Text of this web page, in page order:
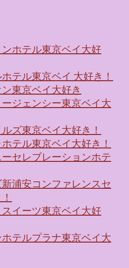
ホテル東京ベイ大好
テル東京ベイ 大好き！
東京ベイ大好き
ジェンシー東京ベイ大
ズ東京ベイ大好き！
テル東京ベイ大好き！
セレブレーションホテ
浦安コンファレンスセ
イーツ東京ベイ大好
テルプラナ東京ベイ大